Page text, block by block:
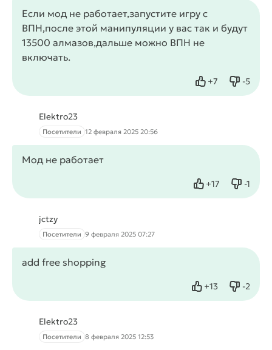
Если мод не работает,запустите игру с
ВПН,после этой манипуляции у вас так и будут
13500 алмазов,дальше можно ВПН не
включать.
+7
Нравится -5
Не
Elektro23
Посетители 12 февраля 2025 20:56
Мод не работает
+17
Нравится -1
Не
jctzy
Посетители 9 февраля 2025 07:27
add free shopping
+13
Нравится -2
Не
Elektro23
Посетители 8 февраля 2025 12:53